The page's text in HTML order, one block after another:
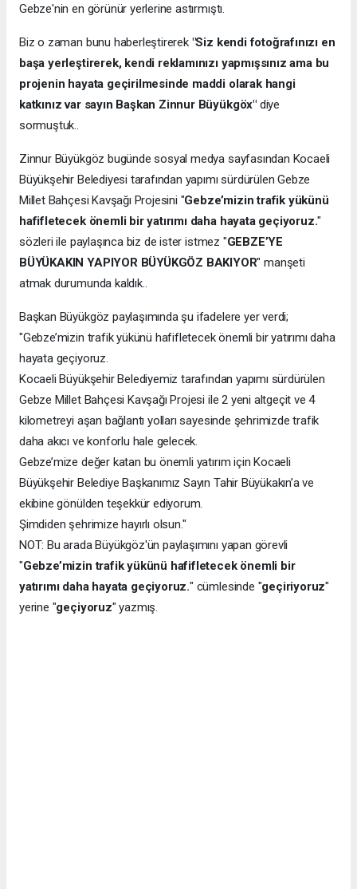
Gebze'nin en görünür yerlerine astırmıştı.
Biz o zaman bunu haberleştirerek "Siz kendi fotoğrafınızı en
başa yerleştirerek, kendi reklamınızı yapmışsınız ama bu
projenin hayata geçirilmesinde maddi olarak hangi
katkınız var sayın Başkan Zinnur Büyükgöx" diye
sormuştuk..
Zinnur Büyükgöz bugünde sosyal medya sayfasından Kocaeli
Büyükşehir Belediyesi tarafından yapımı sürdürülen Gebze
Millet Bahçesi Kavşağı Projesini "Gebze’mizin trafik yükünü
hafifletecek önemli bir yatırımı daha hayata geçiyoruz."
sözleri ile paylaşınca biz de ister istmez "GEBZE’YE
BÜYÜKAKIN YAPIYOR BÜYÜKGÖZ BAKIYOR" manşeti
atmak durumunda kaldık..
Başkan Büyükgöz paylaşımında şu ifadelere yer verdi;
"Gebze’mizin trafik yükünü hafifletecek önemli bir yatırımı daha
hayata geçiyoruz.
Kocaeli Büyükşehir Belediyemiz tarafından yapımı sürdürülen
Gebze Millet Bahçesi Kavşağı Projesi ile 2 yeni altgeçit ve 4
kilometreyi aşan bağlantı yolları sayesinde şehrimizde trafik
daha akıcı ve konforlu hale gelecek.
Gebze’mize değer katan bu önemli yatırım için Kocaeli
Büyükşehir Belediye Başkanımız Sayın Tahir Büyükakın’a ve
ekibine gönülden teşekkür ediyorum.
Şimdiden şehrimize hayırlı olsun."
NOT: Bu arada Büyükgöz'ün paylaşımını yapan görevli
"Gebze’mizin trafik yükünü hafifletecek önemli bir
yatırımı daha hayata geçiyoruz." cümlesinde "geçiriyoruz"
yerine "geçiyoruz" yazmış.